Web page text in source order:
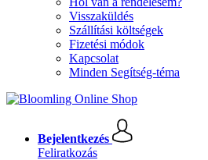
Visszaküldés
Szállítási költségek
Fizetési módok
Kapcsolat
Minden Segítség-téma
Bejelentkezés
Feliratkozás